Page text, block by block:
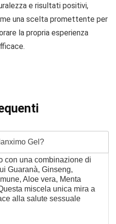
e risultati positivi,
una scelta promettente per
la propria esperienza
Gel?
con una combinazione di
Guaranà, Ginseng,
Aloe vera, Menta
miscela unica mira a
alla salute sessuale